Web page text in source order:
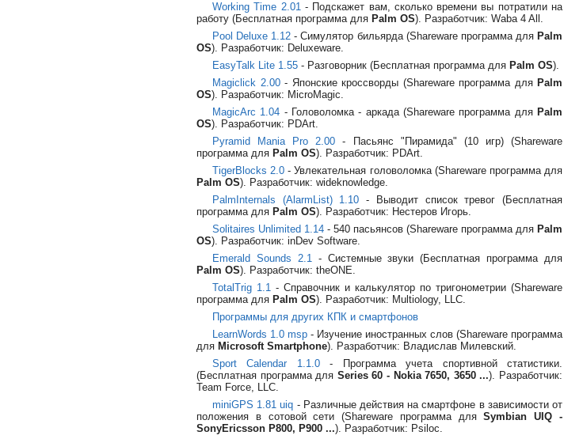
Working Time 2.01- Подскажет вам, сколько времени вы потратили на
работу (Бесплатная программа для Palm OS). Разработчик: Waba 4 All.
Pool Deluxe 1.12 - Симулятор бильярда (Shareware программа для Palm
OS). Разработчик: Deluxeware.
EasyTalk Lite 1.55 - Разговорник (Бесплатная программа для Palm OS).
Magiclick 2.00- Японские кроссворды (Shareware программа для Palm
OS). Разработчик: MicroMagic.
MagicArc 1.04 - Головоломка - аркада (Shareware программа для Palm
OS). Разработчик: PDArt.
Pyramid Mania Pro 2.00 - Пасьянс "Пирамида" (10 игр) (Shareware
программа для Palm OS). Разработчик: PDArt.
TigerBlocks 2.0 - Увлекательная головоломка (Shareware программа для
Palm OS). Разработчик: wideknowledge.
PalmInternals (AlarmList) 1.10 - Выводит список тревог (Бесплатная
программа для Palm OS). Разработчик: Нестеров Игорь.
Solitaires Unlimited 1.14 - 540 пасьянсов (Shareware программа для Palm
OS). Разработчик: inDev Software.
Emerald Sounds 2.1- Системные звуки (Бесплатная программа для
Palm OS). Разработчик: theONE.
TotalTrig 1.1 - Справочник и калькулятор по тригонометрии (Shareware
программа для Palm OS). Разработчик: Multiology, LLC.
Программы для других КПК и смартфонов
LearnWords 1.0 msp - Изучение иностранных слов (Shareware программа
для Microsoft Smartphone). Разработчик: Владислав Милевский.
Sport Calendar 1.1.0- Программа учета спортивной статистики.
(Бесплатная программа для Series 60 - Nokia 7650, 3650 ...). Разработчик:
Team Force, LLC.
miniGPS 1.81 uiq - Различные действия на смартфоне в зависимости от
положения в сотовой сети (Shareware программа дляSymbian UIQ -
SonyEricsson P800, P900 ...). Разработчик: Psiloc.